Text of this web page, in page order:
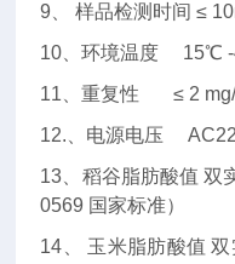
9、样品检测时间 ≤
10、环境温度
15℃
11、重复性
≤ 2
12.、 电源电压
13、 稻谷脂肪酸值 双
0569 国家标准）
14、 玉米脂肪酸值